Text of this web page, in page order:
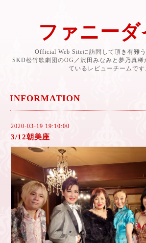
ファニーダ
Official Web Siteに訪問して頂き有難う
SKD松竹歌劇団のOG／沢田みなみと夢乃真
ているレビューチームです
INFORMATION
2020-03-19 19:10:00
3/12朝美座